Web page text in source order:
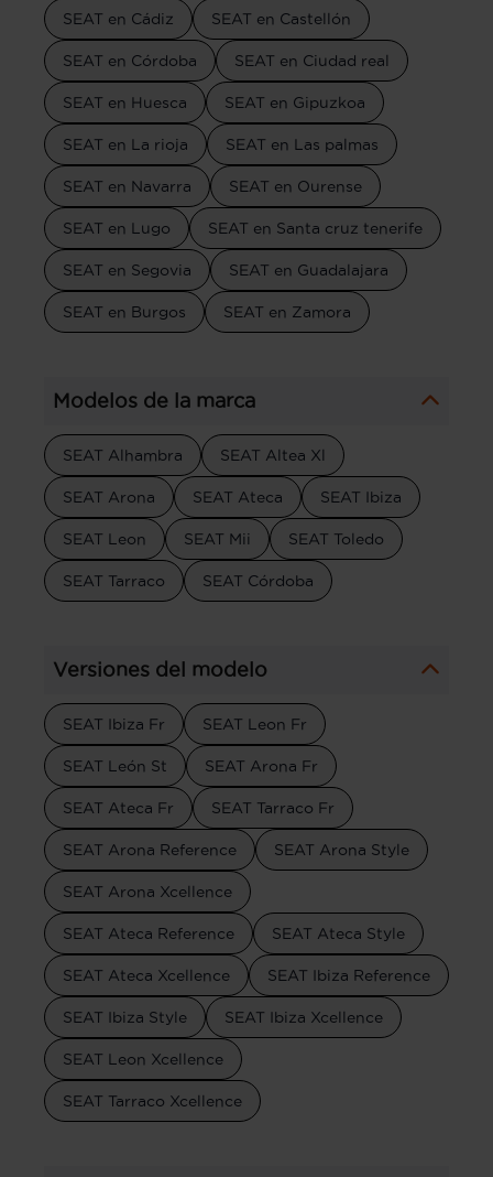
SEAT en Cádiz SEAT en Castellón
SEAT en Córdoba SEAT en Ciudad real
SEAT en Huesca SEAT en Gipuzkoa
SEAT en La rioja SEAT en Las palmas
SEAT en Navarra SEAT en Ourense
SEAT en Lugo SEAT en Santa cruz tenerife
SEAT en Segovia SEAT en Guadalajara
SEAT en Burgos SEAT en Zamora
Modelos de la marca
SEAT Alhambra SEAT Altea Xl
SEAT Arona SEAT Ateca SEAT Ibiza
SEAT Leon SEAT Mii SEAT Toledo
SEAT Tarraco SEAT Córdoba
Versiones del modelo
SEAT Ibiza Fr SEAT Leon Fr
SEAT León St SEAT Arona Fr
SEAT Ateca Fr SEAT Tarraco Fr
SEAT Arona Reference SEAT Arona Style
SEAT Arona Xcellence
SEAT Ateca Reference SEAT Ateca Style
SEAT Ateca Xcellence SEAT Ibiza Reference
SEAT Ibiza Style SEAT Ibiza Xcellence
SEAT Leon Xcellence
SEAT Tarraco Xcellence